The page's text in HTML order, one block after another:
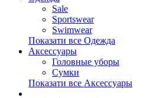
Sale
Sportswear
Swimwear
Показати все Одежда
Аксессуары
Головные уборы
Сумки
Показати все Аксессуары